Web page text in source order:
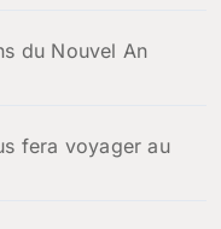
du Nouvel An
fera voyager au